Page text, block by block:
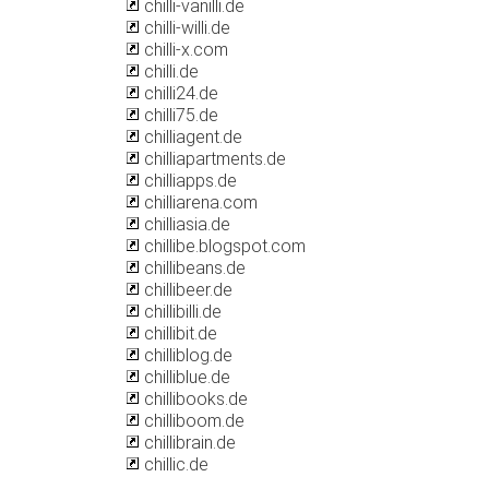
chilli-vanilli.de
chilli-willi.de
chilli-x.com
chilli.de
chilli24.de
chilli75.de
chilliagent.de
chilliapartments.de
chilliapps.de
chilliarena.com
chilliasia.de
chillibe.blogspot.com
chillibeans.de
chillibeer.de
chillibilli.de
chillibit.de
chilliblog.de
chilliblue.de
chillibooks.de
chilliboom.de
chillibrain.de
chillic.de